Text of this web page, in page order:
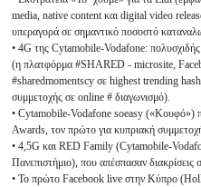
media, native content και digital video
υπεραγορά σε σημαντικό ποσοστό
• 4G της Cytamobile-Vodafone:
(η πλατφόρμα #SHARED - microsite,
#sharedmomentscy σε highest trending
συμμετοχής σε online # διαγωνισμό).
• Cytamobile-Vodafone soeasy
Awards, τον πρώτο για κυπριακή
• 4,5G και RED Family (Cytamobile-
Πανεπιστήμιο), που απέσπασαν διακρίσεις
• Το πρώτο Facebook live στην Κύπρο